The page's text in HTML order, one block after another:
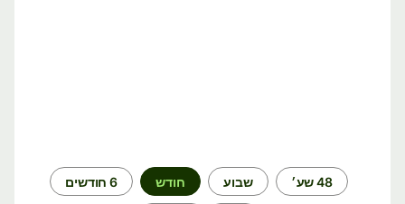
48 שע׳ שבוע חודש 6 חודשים